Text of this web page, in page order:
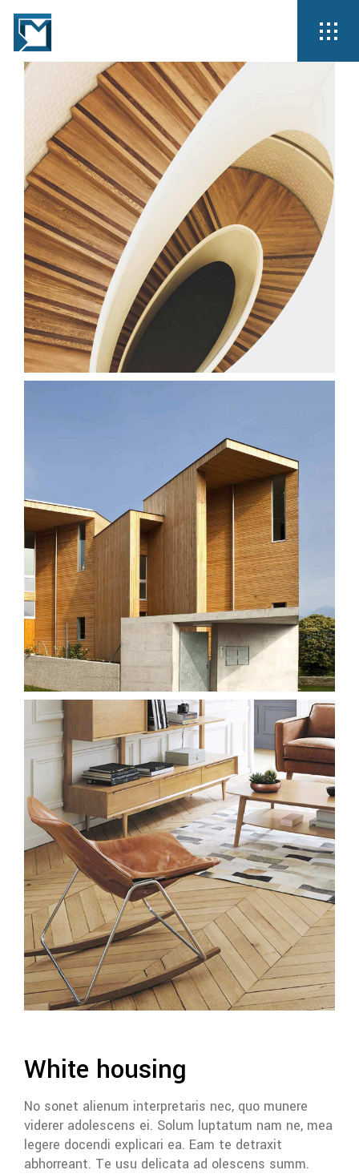
White housing
No sonet alienum interpretaris nec, quo munere
viderer adolescens ei. Solum luptatum nam ne, mea
legere docendi explicari ea. Eam te detraxit
abhorreant. Te usu delicata ad olescens summ.